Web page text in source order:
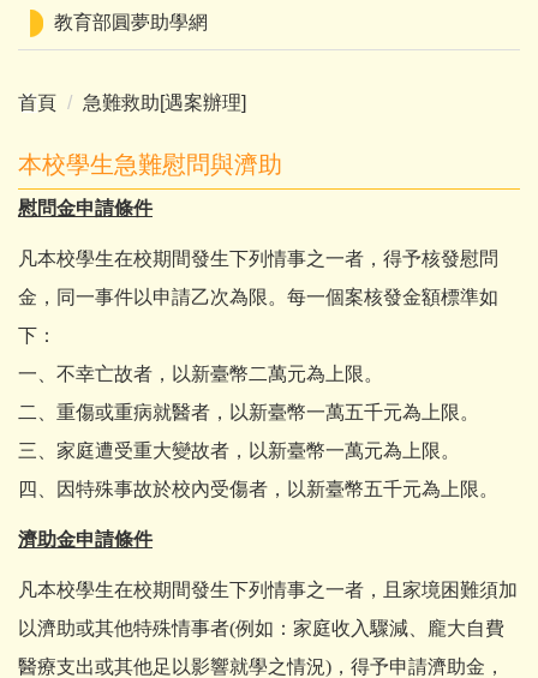
教育部圓夢助學網
首頁 急難救助[遇案辦理]
本校學生急難慰問與濟助
慰問金申請條件
凡本校學生在校期間發生下列情事之一者，得予核發慰問
金，同一事件以申請乙次為限。每一個案核發金額標準如
下：
一、不幸亡故者，以新臺幣二萬元為上限。
二、重傷或重病就醫者，以新臺幣一萬五千元為上限。
三、家庭遭受重大變故者，以新臺幣一萬元為上限。
四、因特殊事故於校內受傷者，以新臺幣五千元為上限。
濟助金申請條件
凡本校學生在校期間發生下列情事之一者，且家境困難須加
以濟助或其他特殊情事者(例如：家庭收入驟減、龐大自費
醫療支出或其他足以影響就學之情況)，得予申請濟助金，